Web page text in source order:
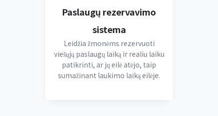
Paslaugų rezervavimo
sistema
Leidžia žmonėms rezervuoti
viešųjų paslaugų laiką ir realiu laiku
patikrinti, ar jų eilė atėjo, taip
sumažinant laukimo laiką eilėje.